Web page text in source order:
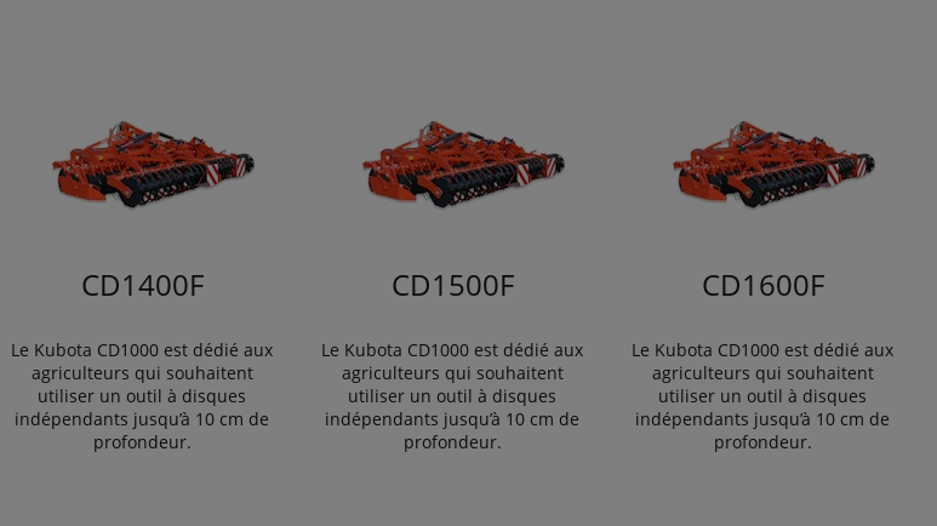
CD1400F
Le Kubota CD1000 est dédié aux
agriculteurs qui souhaitent
utiliser un outil à disques
indépendants jusqu’à 10 cm de
profondeur.
CD1500F
Le Kubota CD1000 est dédié aux
agriculteurs qui souhaitent
utiliser un outil à disques
indépendants jusqu’à 10 cm de
profondeur.
CD1600F
Le Kubota CD1000 est dédié aux
agriculteurs qui souhaitent
utiliser un outil à disques
indépendants jusqu’à 10 cm de
profondeur.